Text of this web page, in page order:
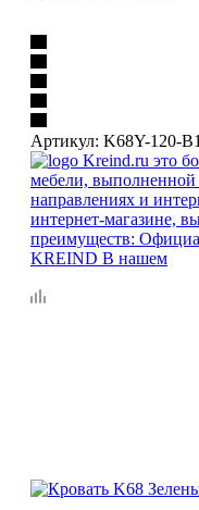
Артикул: K68Y-120-